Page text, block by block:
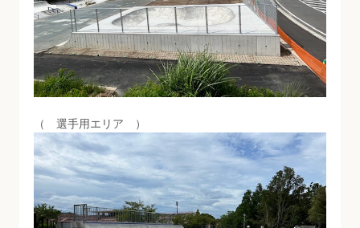
（ 選手用エリア ）